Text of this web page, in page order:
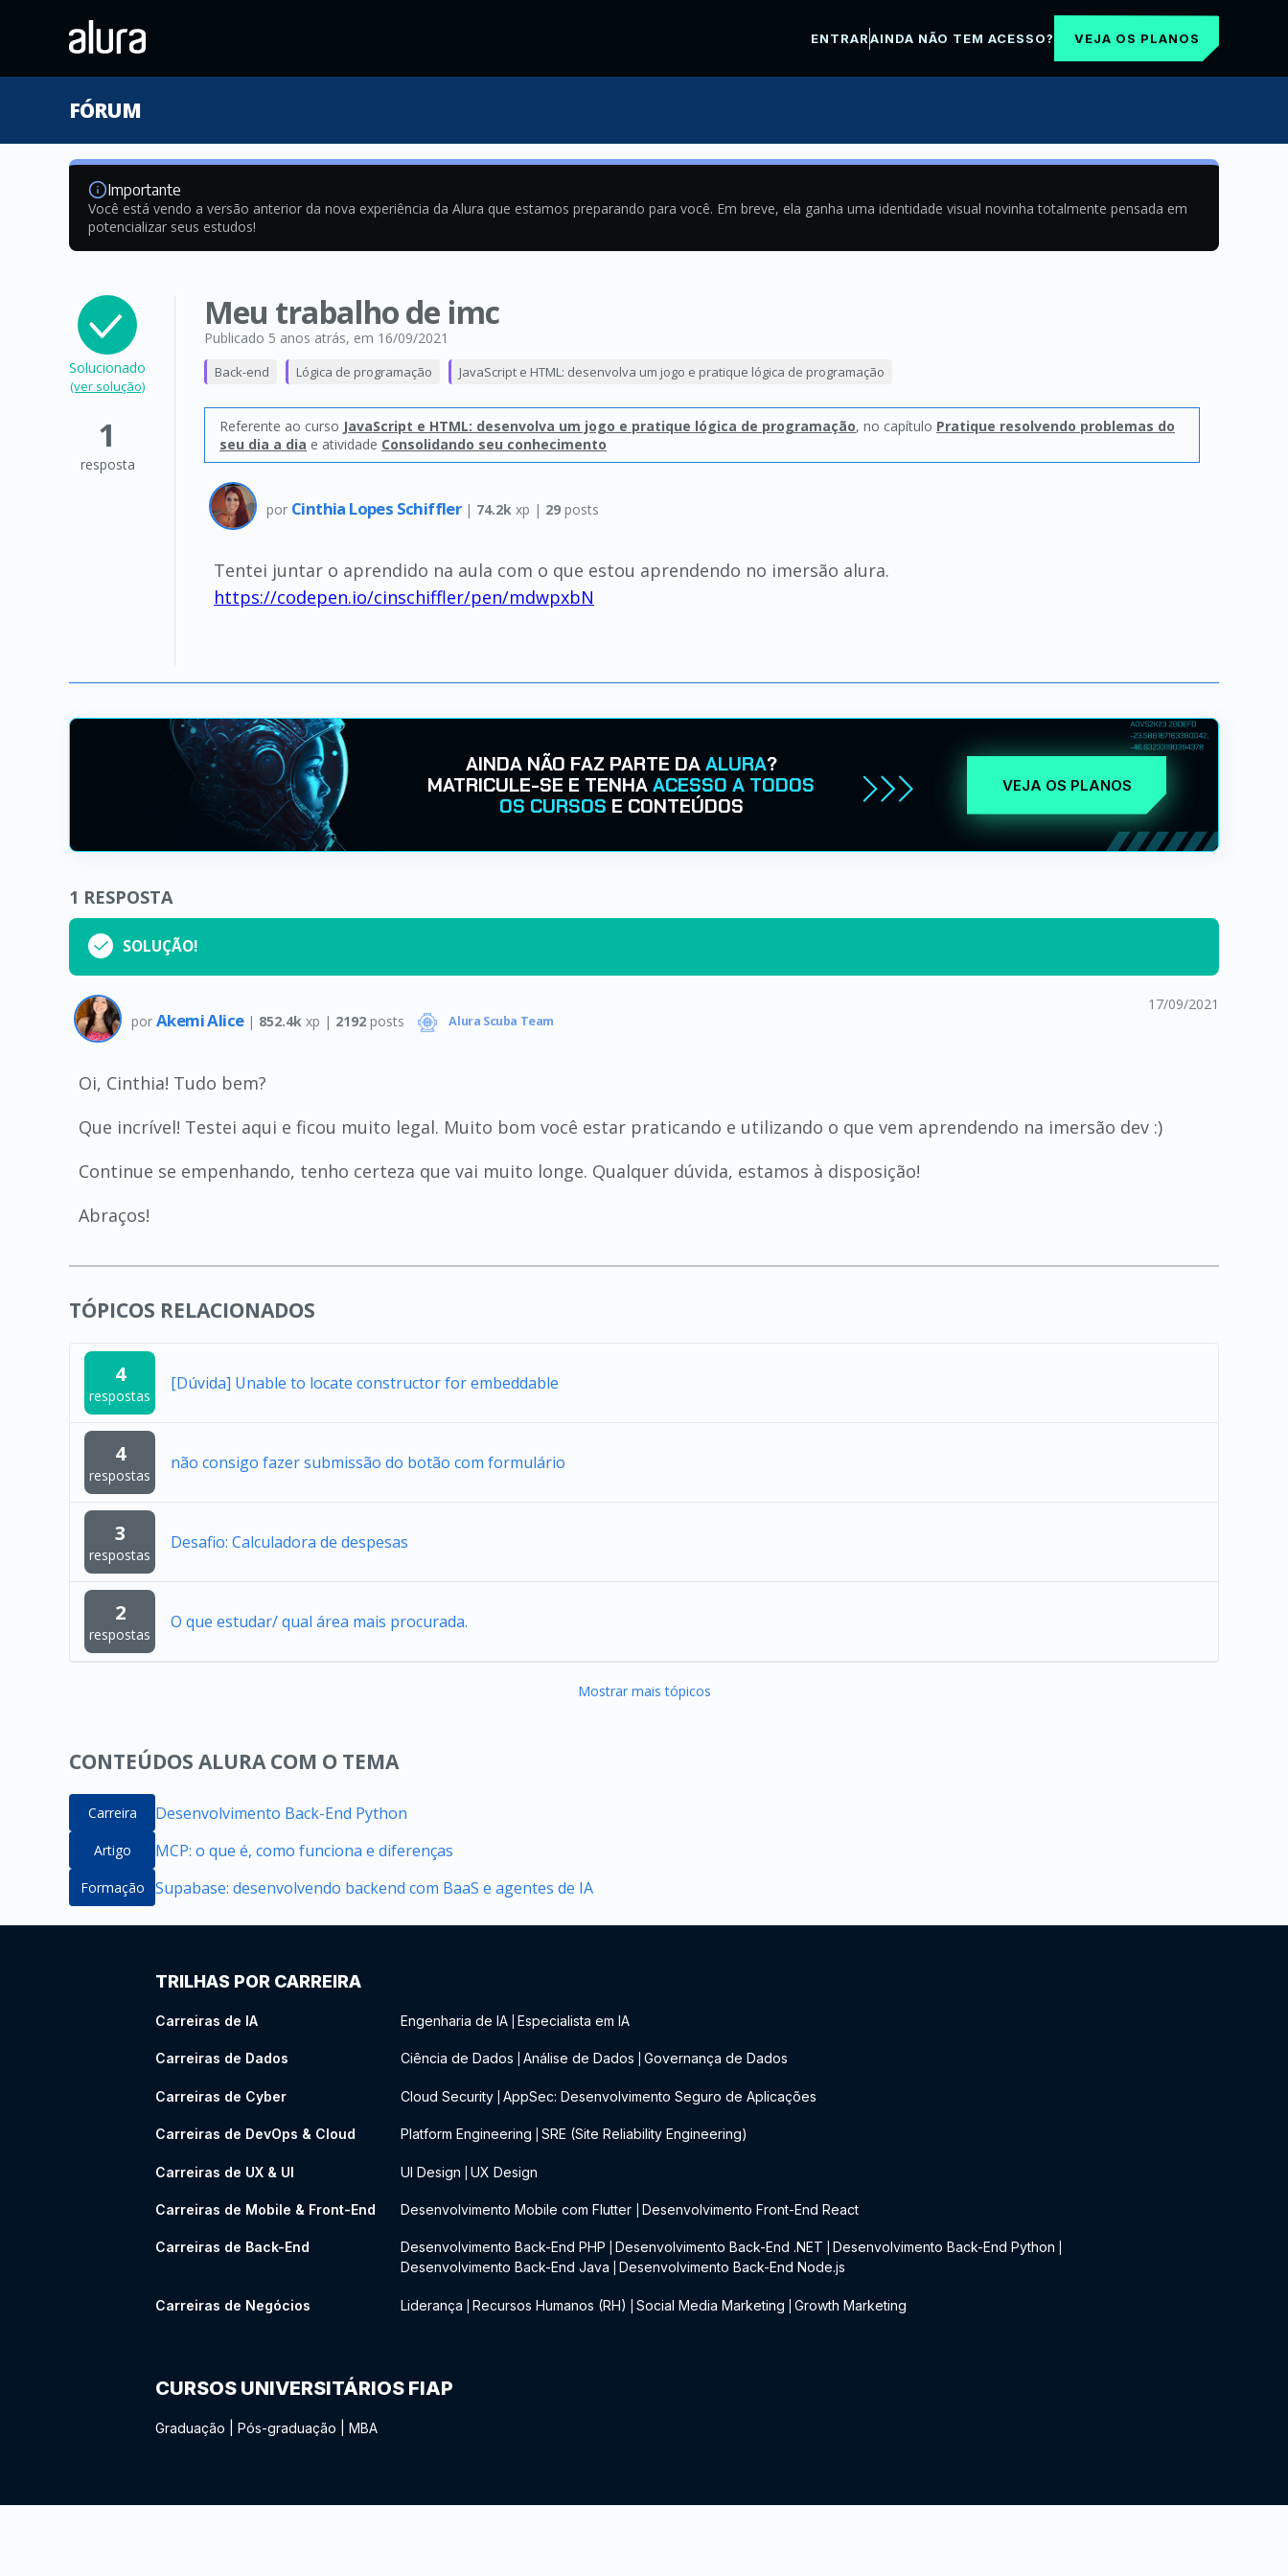
ENTRARAINDA NÃO TEM ACESSO? VEJA OS PLANOS
FÓRUM
Importante
Você está vendo a versão anterior da nova experiência da Alura que estamos preparando para você. Em breve, ela ganha uma identidade visual novinha totalmente pensada em
potencializar seus estudos!
Solucionado
(ver solução)
1
resposta
Meu trabalho de imc
Publicado 5 anos atrás, em 16/09/2021
Back-end Lógica de programação JavaScript e HTML: desenvolva um jogo e pratique lógica de programação
Referente ao curso JavaScript e HTML: desenvolva um jogo e pratique lógica de programação, no capítulo Pratique resolvendo problemas do
seu dia a dia e atividade Consolidando seu conhecimento
por Cinthia Lopes Schiffler | 74.2k xp | 29posts
Tentei juntar o aprendido na aula com o que estou aprendendo no imersão alura.
https://codepen.io/cinschiffler/pen/mdwpxbN
AINDA NÃO FAZ PARTE DAALURA?
MATRICULE-SE E TENHAACESSO A TODOS
OS CURSOS E CONTEÚDOS
VEJA OS PLANOS
1 RESPOSTA
SOLUÇÃO!
por Akemi Alice | 852.4k xp | 2192posts Alura Scuba Team
17/09/2021
Oi, Cinthia! Tudo bem?
Que incrível! Testei aqui e ficou muito legal. Muito bom você estar praticando e utilizando o que vem aprendendo na imersão dev :)
Continue se empenhando, tenho certeza que vai muito longe. Qualquer dúvida, estamos à disposição!
Abraços!
TÓPICOS RELACIONADOS
4
respostas
[Dúvida] Unable to locate constructor for embeddable
4
respostas
não consigo fazer submissão do botão com formulário
3
respostas
Desafio: Calculadora de despesas
2
respostas
O que estudar/ qual área mais procurada.
Mostrar mais tópicos
CONTEÚDOS ALURA COM O TEMA
Carreira Desenvolvimento Back-End Python
Artigo MCP: o que é, como funciona e diferenças
Formação Supabase: desenvolvendo backend com BaaS e agentes de IA
TRILHAS POR CARREIRA
Carreiras de IA Engenharia de IA Especialista em IA
Carreiras de Dados Ciência de Dados Análise de Dados Governança de Dados
Carreiras de Cyber Cloud Security AppSec: Desenvolvimento Seguro de Aplicações
Carreiras de DevOps & Cloud Platform Engineering SRE (Site Reliability Engineering)
Carreiras de UX & UI UI Design UX Design
Carreiras de Mobile & Front-End Desenvolvimento Mobile com Flutter Desenvolvimento Front-End React
Carreiras de Back-End Desenvolvimento Back-End PHP Desenvolvimento Back-End .NET Desenvolvimento Back-End Python
Desenvolvimento Back-End Java Desenvolvimento Back-End Node.js
Carreiras de Negócios Liderança Recursos Humanos (RH) Social Media Marketing Growth Marketing
CURSOS UNIVERSITÁRIOS FIAP
Graduação Pós-graduação MBA